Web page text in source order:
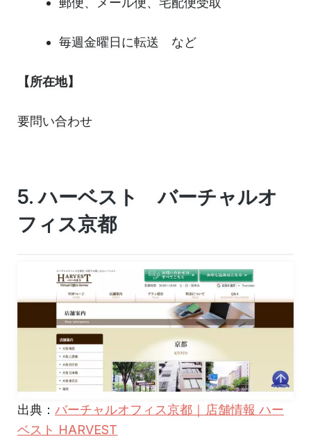
毎週金曜日に転送 など
【所在地】
要問い合わせ
5. ハーベスト バーチャルオ
フィス京都
出典： バーチャルオフィス京都｜店舗情報 ハー
ベスト HARVEST